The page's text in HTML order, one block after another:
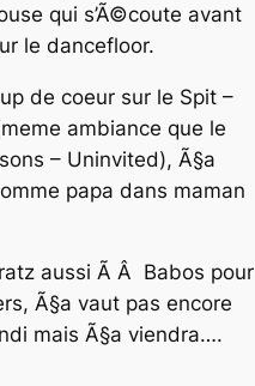
qui s’Ã©coute avant
le dancefloor.
de coeur sur le Spit –
ambiance que le
– Uninvited), Ã§a
papa dans maman
aussi Ã Â Babos pour
Ã§a vaut pas encore
mais Ã§a viendra….